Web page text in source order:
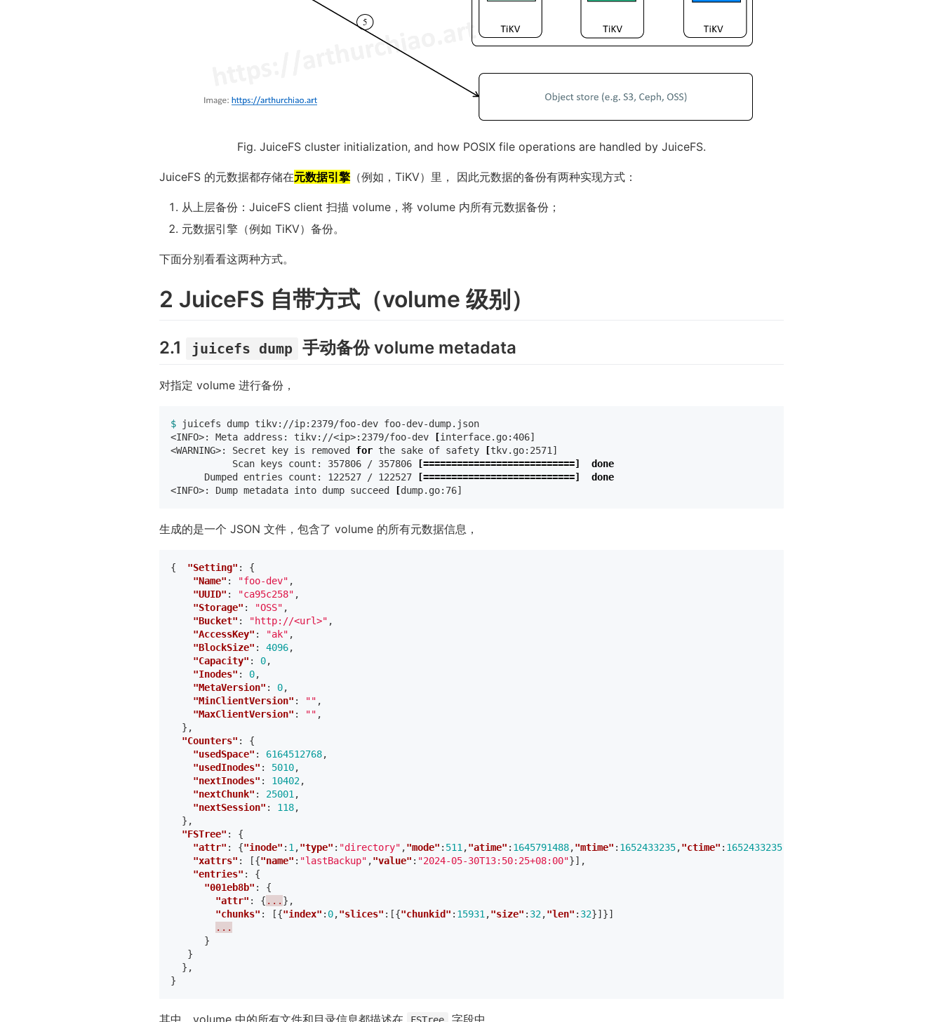
Fig. JuiceFS cluster initialization, and how POSIX file operations are handled by JuiceFS.
JuiceFS 的元数据都存储在元数据引擎 （例如，TiKV）里， 因此元数据的备份有两种实现方式：
从上层备份：JuiceFS client 扫描 volume，将 volume 内所有元数据备份；
元数据引擎（例如 TiKV）备份。
下面分别看看这两种方式。
2 JuiceFS 自带方式（volume 级别）
2.1 juicefs dump 手动备份 volume metadata
对指定 volume 进行备份，
$
juicefs dump tikv://ip:2379/foo-dev foo-dev-dump.json
<INFO>: Meta address: tikv://<ip>:2379/foo-dev
[interface.go:406]
<WARNING>: Secret key is removed for the sake of safety [tkv.go:2571]
           Scan keys count: 357806 / 357806
[===========================]
done
Dumped entries count: 122527 / 122527
[===========================]
done
<INFO>: Dump metadata into dump succeed
[
生成的是一个 JSON 文件，包含了 volume 的所有元数据信息，
{ "Setting" :
{
"Name" : "foo-dev" ,
"UUID" : "ca95c258" ,
"Storage" : "OSS" ,
"Bucket" : "http://<url>" ,
"AccessKey" : "ak" ,
"BlockSize" : 4096,
"Capacity" : 0,
"Inodes" : 0,
"MetaVersion" : 0,
"MinClientVersion" : "" ,
"MaxClientVersion" : "" ,
},
"Counters" :
{
"usedSpace" : 6164512768,
"usedInodes" : 5010,
"nextInodes" : 10402,
"nextChunk" : 25001 ,
"nextSession" : 118,
},
"FSTree" :
{
"attr" : {"inode" : 1 ,"type" : "directory" ,"mode" : 511 ,"atime" : 1645791488,"mtime" : 1652433235,"ctime" : 1652433235
"xattrs" : [{"name" : "lastBackup" ,"value" : "2024-05-30T13:50:25+08:00"}],
"entries" :
{
"001eb8b" :
{
"attr" : { ... },
"chunks" : [{"index" : 0,"slices" :[{"chunkid" : 15931 ,"size" : 32,"len" : 32}]}]
...
}
}
},
}
其中，volume 中的所有文件和目录信息都描述在 FSTree 字段中。